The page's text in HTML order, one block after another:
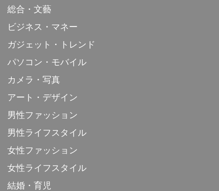
総合・文藝
ビジネス・マネー
ガジェット・トレンド
パソコン・モバイル
カメラ・写真
アート・デザイン
男性ファッション
男性ライフスタイル
女性ファッション
女性ライフスタイル
結婚・育児